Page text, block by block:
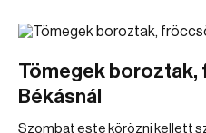
Tömegek boroztak,
Békásnál
Szombat este körözni kellett